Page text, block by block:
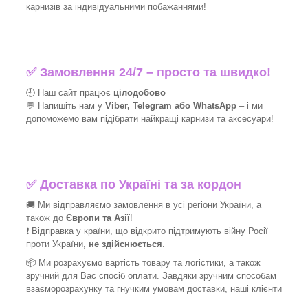
карнизів за індивідуальними побажаннями!​
✅Замовлення 24/7 – просто та швидко!
🕘 Наш сайт працює цілодобово
💬 Напишіть нам у Viber, Telegram або WhatsApp – і ми
допоможемо вам підібрати найкращі карнизи та аксесуари!
✅Доставка по Україні та за кордон
🚚 Ми відправляємо замовлення в усі регіони України, а
також до Європи та Азії!
❗ Відправка у країни, що відкрито підтримують війну Росії
проти України, не здійснюється.
📦 Ми розрахуємо вартість товару та логістики, а також
зручний для Вас спосіб оплати. Завдяки зручним способам
взаєморозрахунку та гнучким умовам доставки, наші клієнти